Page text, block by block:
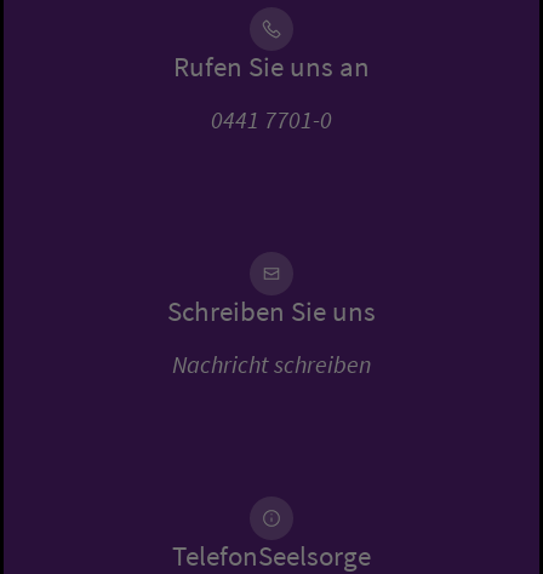
Rufen Sie uns an
0441 7701-0
Schreiben Sie uns
Nachricht schreiben
TelefonSeelsorge